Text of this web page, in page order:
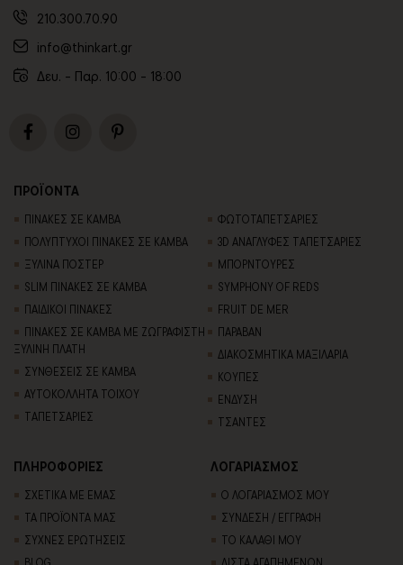
210.300.70.90
info@thinkart.gr
Δευ. - Παρ. 10:00 - 18:00
ΠΡΟΪΟΝΤΑ
ΠΙΝΑΚΕΣ ΣΕ ΚΑΜΒΑ
ΠΟΛΥΠΤΥΧΟΙ ΠΙΝΑΚΕΣ ΣΕ ΚΑΜΒΑ
ΞΥΛΙΝΑ ΠΟΣΤΕΡ
SLIM ΠΙΝΑΚΕΣ ΣΕ ΚΑΜΒΑ
ΠΑΙΔΙΚΟΙ ΠΙΝΑΚΕΣ
ΠΙΝΑΚΕΣ ΣΕ ΚΑΜΒΑ ΜΕ ΖΩΓΡΑΦΙΣΤΗ
ΞΥΛΙΝΗ ΠΛΑΤΗ
ΣΥΝΘΕΣΕΙΣ ΣΕ ΚΑΜΒΑ
ΑΥΤΟΚΟΛΛΗΤΑ ΤΟΙΧΟΥ
TΑΠΕΤΣΑΡΙΕΣ
ΦΩΤΟΤΑΠΕΤΣΑΡΙΕΣ
3D AΝΑΓΛΥΦΕΣ TΑΠΕΤΣΑΡΙΕΣ
ΜΠΟΡΝΤΟΥΡΕΣ
SYMPHONY OF REDS
FRUIT DE MER
ΠΑΡΑΒΑΝ
ΔΙΑΚΟΣΜΗΤΙΚΑ ΜΑΞΙΛΑΡΙΑ
ΚΟΥΠΕΣ
ΕΝΔΥΣΗ
ΤΣΑΝΤΕΣ
ΠΛΗΡΟΦΟΡΙΕΣ
ΣΧΕΤΙΚΑ ΜΕ ΕΜΑΣ
ΤΑ ΠΡΟΪΟΝΤΑ ΜΑΣ
ΣΥΧΝΕΣ ΕΡΩΤΗΣΕΙΣ
ΛΟΓΑΡΙΑΣΜΟΣ
Ο ΛΟΓΑΡΙΑΣΜΟΣ ΜΟΥ
ΣΥΝΔΕΣΗ / ΕΓΓΡΑΦΗ
ΤΟ ΚΑΛΑΘΙ ΜΟΥ